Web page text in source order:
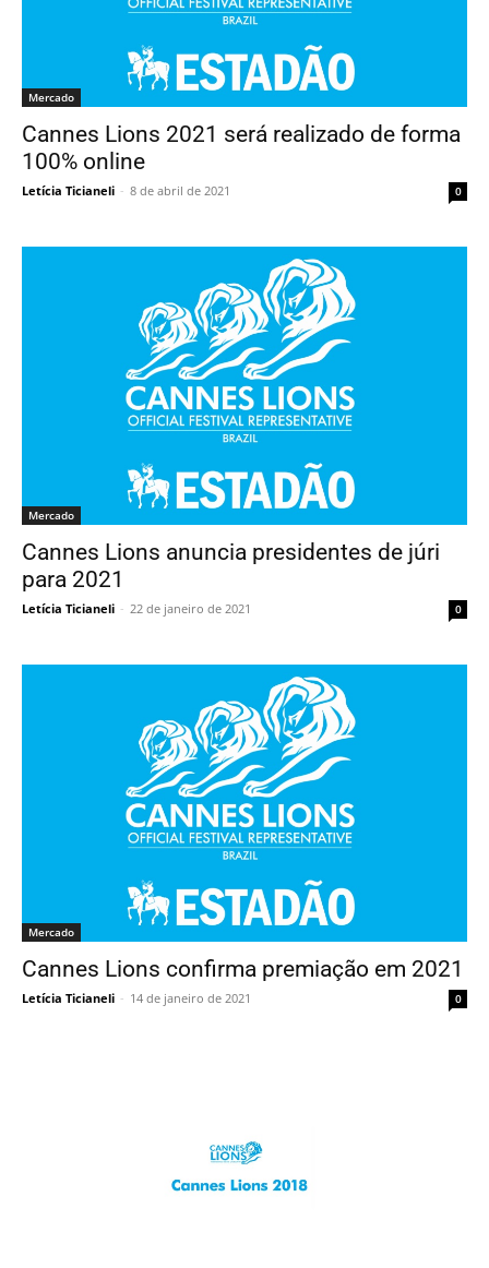
Mercado
Cannes Lions 2021 será realizado de forma
100% online
Letícia Ticianeli - 8 de abril de 2021 0
Mercado
Cannes Lions anuncia presidentes de júri
para 2021
Letícia Ticianeli - 22 de janeiro de 2021 0
Mercado
Cannes Lions confirma premiação em 2021
Letícia Ticianeli - 14 de janeiro de 2021 0